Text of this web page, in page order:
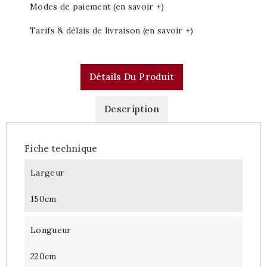
Modes de paiement (en savoir +)
Tarifs & délais de livraison (en savoir +)
Détails Du Produit
Description
Fiche technique
Largeur
150cm
Longueur
220cm